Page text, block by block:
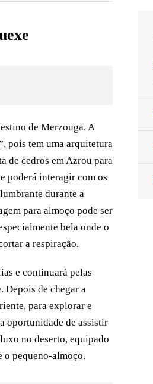
de Merzouga. A
pois tem uma arquitetura
de cedros em Azrou para
poderá interagir com os
durante a
para almoço pode ser
bela onde o
a respiração.
e continuará pelas
Depois de chegar a
para explorar e
oportunidade de assistir
no deserto, equipado
o pequeno-almoço.